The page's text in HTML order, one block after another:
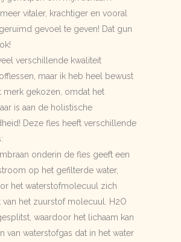
vitaler, krachtiger en vooral
gevoel te geven! Dat gun
verschillende kwaliteit
maar ik heb heel bewust
merk gekozen, omdat het
is aan de holistische
Deze fles heeft verschillende
onderin de fles geeft een
op het gefilterde water,
het waterstofmolecuul zich
van het zuurstof molecuul. H2O
waardoor het lichaam kan
van waterstofgas dat in het water